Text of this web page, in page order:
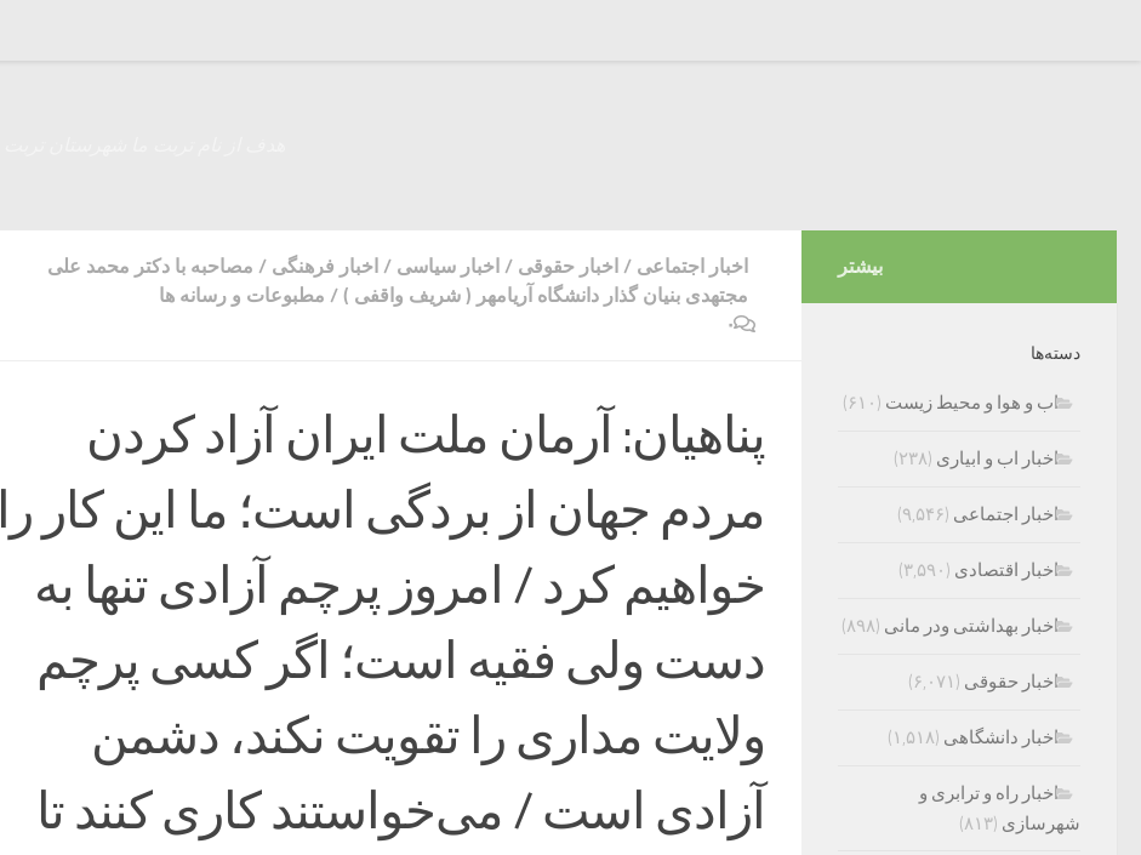
اخبار اجتماعی / اخبار حقوقی / اخبار سیاسی / اخبار فرهنگی / مصاحبه با دکتر محمد علی
مجتهدی بنیان گذار دانشگاه آریامهر ( شریف واقفی ) / مطبوعات و رسانه ها
۰
پناهیان: آرمان ملت ایران آزاد کردن
مردم جهان از بردگی است؛ ما این کار را
خواهیم کرد / امروز پرچم آزادی تنها به
دست ولی فقیه است؛ اگر کسی پرچم
ولایت مداری را تقویت نکند، دشمن
آزادی است / می‌خواستند کاری کنند تا
بیشتر
دسته‌ها
اب و هوا و محیط زیست (۶۱۰)
اخبار اب و ابیاری (۲۳۸)
اخبار اجتماعی (۹,۵۴۶)
اخبار اقتصادی (۳,۵۹۰)
اخبار بهداشتی ودر مانی (۸۹۸)
اخبار حقوقی (۶,۰۷۱)
اخبار دانشگاهی (۱,۵۱۸)
اخبار راه و ترابری و
شهرسازی (۸۱۳)